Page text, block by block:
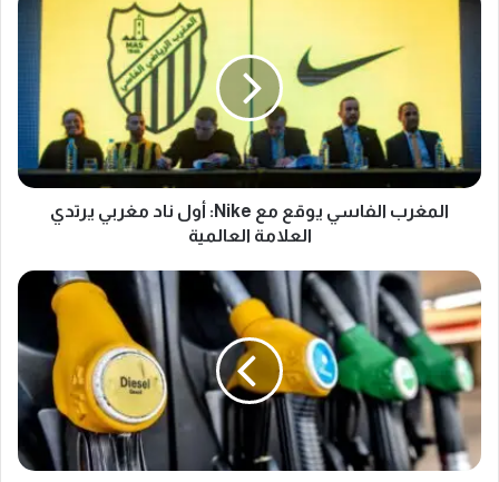
الفاسي
مغربي
يرتدي
العلامة
المغرب الفاسي يوقع مع Nike: أول ناد مغربي يرتدي
العلامة العالمية
المغرب
ضمن
أكبر
10
مستوردين
للكازوال
عالميا
في
2025